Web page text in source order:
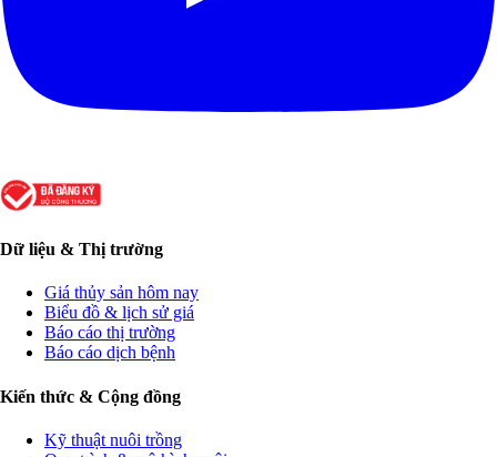
Dữ liệu & Thị trường
Giá thủy sản hôm nay
Biểu đồ & lịch sử giá
Báo cáo thị trường
Báo cáo dịch bệnh
Kiến thức & Cộng đồng
Kỹ thuật nuôi trồng